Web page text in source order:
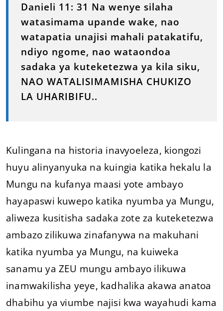
Danieli 11: 31 Na wenye silaha
watasimama upande wake, nao
watapatia unajisi mahali patakatifu,
ndiyo ngome, nao wataondoa
sadaka ya kuteketezwa ya kila siku,
NAO WATALISIMAMISHA CHUKIZO
LA UHARIBIFU..
Kulingana na historia inavyoeleza, kiongozi
huyu alinyanyuka na kuingia katika hekalu la
Mungu na kufanya maasi yote ambayo
hayapaswi kuwepo katika nyumba ya Mungu,
aliweza kusitisha sadaka zote za kuteketezwa
ambazo zilikuwa zinafanywa na makuhani
katika nyumba ya Mungu, na kuiweka
sanamu ya ZEU mungu ambayo ilikuwa
inamwakilisha yeye, kadhalika akawa anatoa
dhabihu ya viumbe najisi kwa wayahudi kama